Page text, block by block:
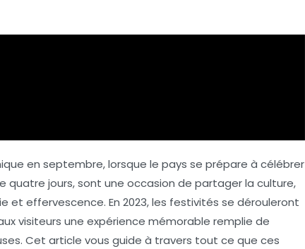
en septembre, lorsque le pays se prépare à célébrer
quatre jours, sont une occasion de partager la culture,
et effervescence. En 2023, les festivités se dérouleront
visiteurs une expérience mémorable remplie de
Cet article vous guide à travers tout ce que ces